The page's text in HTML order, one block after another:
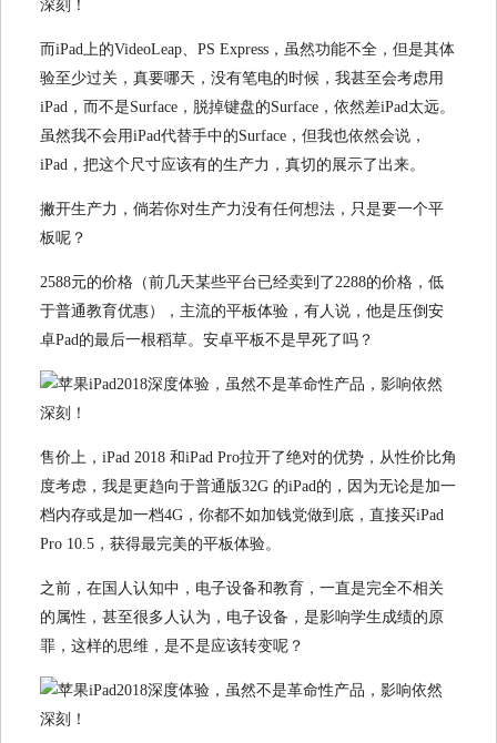
而iPad上的VideoLeap、PS Express，虽然功能不全，但是其体
验至少过关，真要哪天，没有笔电的时候，我甚至会考虑用
iPad，而不是Surface，脱掉键盘的Surface，依然差iPad太远。
虽然我不会用iPad代替手中的Surface，但我也依然会说，
iPad，把这个尺寸应该有的生产力，真切的展示了出来。
撇开生产力，倘若你对生产力没有任何想法，只是要一个平
板呢？
2588元的价格（前几天某些平台已经卖到了2288的价格，低
于普通教育优惠），主流的平板体验，有人说，他是压倒安
卓Pad的最后一根稻草。安卓平板不是早死了吗？
售价上，iPad 2018 和iPad Pro拉开了绝对的优势，从性价比角
度考虑，我是更趋向于普通版32G 的iPad的，因为无论是加一
档内存或是加一档4G，你都不如加钱党做到底，直接买iPad
Pro 10.5，获得最完美的平板体验。
之前，在国人认知中，电子设备和教育，一直是完全不相关
的属性，甚至很多人认为，电子设备，是影响学生成绩的原
罪，这样的思维，是不是应该转变呢？